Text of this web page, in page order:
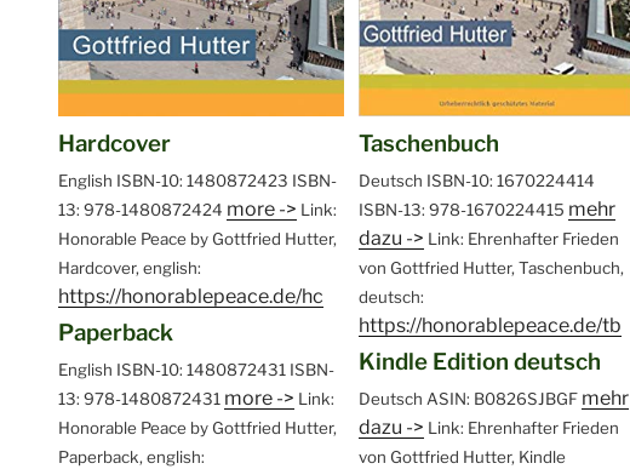
Hardcover
English ISBN-10: 1480872423 ISBN-
13: 978-1480872424 more -> Link:
Honorable Peace by Gottfried Hutter,
Hardcover, english:
https://honorablepeace.de/hc
Paperback
English ISBN-10: 1480872431 ISBN-
13: 978-1480872431 more -> Link:
Honorable Peace by Gottfried Hutter,
Paperback, english:
Taschenbuch
Deutsch ISBN-10: 1670224414
ISBN-13: 978-1670224415 mehr
dazu -> Link: Ehrenhafter Frieden
von Gottfried Hutter, Taschenbuch,
deutsch:
https://honorablepeace.de/tb
Kindle Edition deutsch
Deutsch ASIN: B0826SJBGF mehr
dazu -> Link: Ehrenhafter Frieden
von Gottfried Hutter, Kindle